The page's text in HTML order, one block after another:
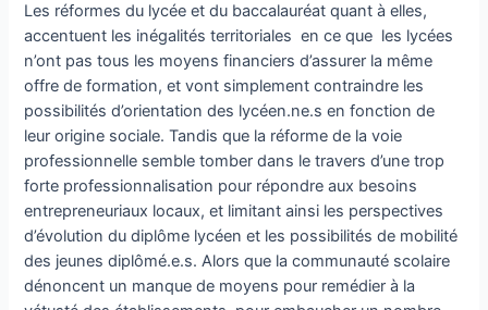
Les réformes du lycée et du baccalauréat quant à elles,
accentuent les inégalités territoriales en ce que les lycées
n’ont pas tous les moyens financiers d’assurer la même
offre de formation, et vont simplement contraindre les
possibilités d’orientation des lycéen.ne.s en fonction de
leur origine sociale. Tandis que la réforme de la voie
professionnelle semble tomber dans le travers d’une trop
forte professionnalisation pour répondre aux besoins
entrepreneuriaux locaux, et limitant ainsi les perspectives
d’évolution du diplôme lycéen et les possibilités de mobilité
des jeunes diplômé.e.s. Alors que la communauté scolaire
dénoncent un manque de moyens pour remédier à la